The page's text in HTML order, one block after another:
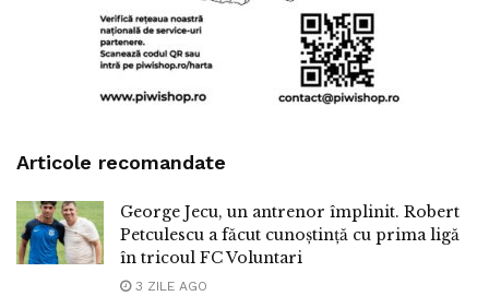
Articole recomandate
George Jecu, un antrenor împlinit. Robert
Petculescu a făcut cunoștință cu prima ligă
în tricoul FC Voluntari
3 ZILE AGO